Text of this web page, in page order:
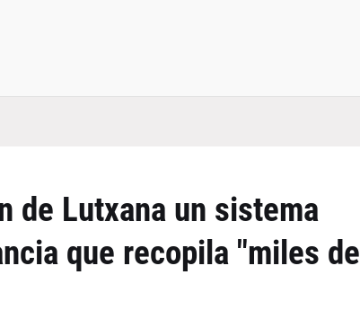
de Lutxana un sistema
que recopila "miles de